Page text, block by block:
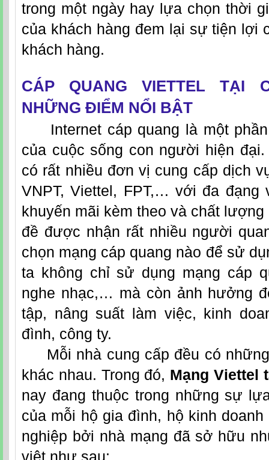
trong một ngày hay lựa chọn thời
của khách hàng đem lại sự tiện lợi
khách hàng.
CÁP QUANG VIETTEL TẠI
NHỮNG ĐIỂM NỔI BẬT
Internet cáp quang là một
của cuộc sống con người hiện
có rất nhiều đơn vị cung cấp dịch
VNPT,Viettel , FPT,… với đa đạng
khuyến mãi kèm theo và chất
đề được nhận rất nhiều người
chọn mạng cáp quang nào để sử
ta không chỉ sử dụng mạng cáp
nghe nhạc,… mà còn ảnh hưởng
tập, nâng suất làm việc, kinh
đình, công ty.
Mỗi nhà cung cấp đều có
khác nhau. Trong đó, Mạng Viettel
nay đang thuộc trong những sự
của mỗi hộ gia đình, hộ kinh
nghiệp bởi nhà mạng đã sở hữu
việt như sau: